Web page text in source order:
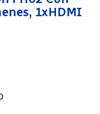
1xHDMI